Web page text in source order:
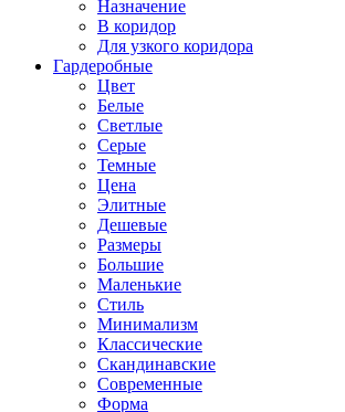
Назначение
В коридор
Для узкого коридора
Гардеробные
Цвет
Белые
Светлые
Серые
Темные
Цена
Элитные
Дешевые
Размеры
Большие
Маленькие
Стиль
Минимализм
Классические
Скандинавские
Современные
Форма